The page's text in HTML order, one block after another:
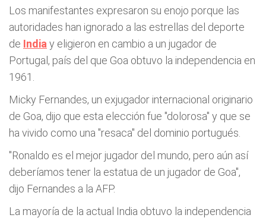
Los manifestantes expresaron su enojo porque las
autoridades han ignorado a las estrellas del deporte
de India y eligieron en cambio a un jugador de
Portugal, país del que Goa obtuvo la independencia en
1961.
Micky Fernandes, un exjugador internacional originario
de Goa, dijo que esta elección fue "dolorosa" y que se
ha vivido como una "resaca" del dominio portugués.
"Ronaldo es el mejor jugador del mundo, pero aún así
deberíamos tener la estatua de un jugador de Goa",
dijo Fernandes a la AFP.
La mayoría de la actual India obtuvo la independencia